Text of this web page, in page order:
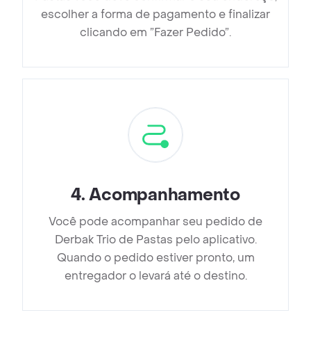
escolher a forma de pagamento e finalizar
clicando em ”Fazer Pedido”.
4.Acompanhamento
Você pode acompanhar seu pedido de
Derbak Trio de Pastas pelo aplicativo.
Quando o pedido estiver pronto, um
entregador o levará até o destino.